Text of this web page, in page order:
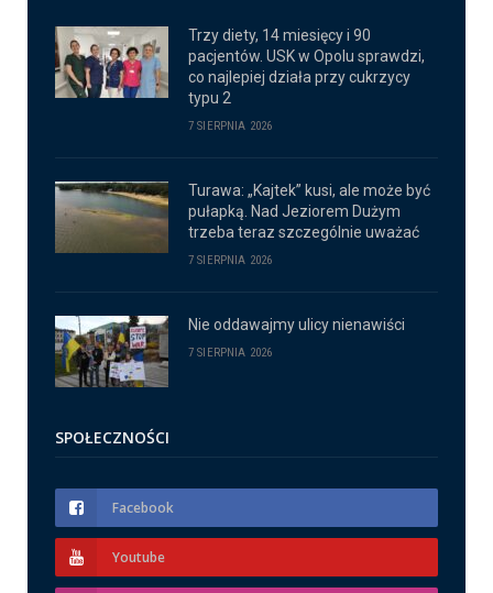
Trzy diety, 14 miesięcy i 90
pacjentów. USK w Opolu sprawdzi,
co najlepiej działa przy cukrzycy
typu 2
7 SIERPNIA 2026
Turawa: „Kajtek” kusi, ale może być
pułapką. Nad Jeziorem Dużym
trzeba teraz szczególnie uważać
7 SIERPNIA 2026
Nie oddawajmy ulicy nienawiści
7 SIERPNIA 2026
SPOŁECZNOŚCI
Facebook
Youtube